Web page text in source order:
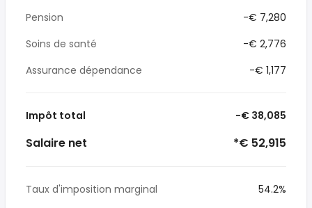
Pension
-€ 7,280
Soins de santé
-€ 2,776
Assurance dépendance
-€ 1,177
Impôt total -€ 38,085
Salaire net *€ 52,915
Taux d'imposition marginal
54.2%